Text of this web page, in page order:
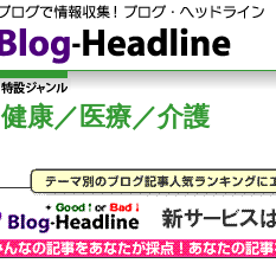
健康／医療／介護